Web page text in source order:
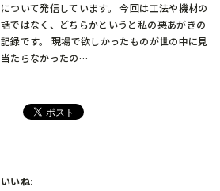
について発信しています。 今回は工法や機材の
話ではなく、どちらかというと私の悪あがきの
記録です。 現場で欲しかったものが世の中に見
当たらなかったの…
いいね: